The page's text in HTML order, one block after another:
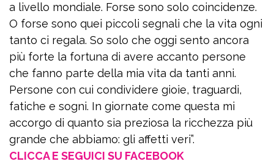
a livello mondiale. Forse sono solo coincidenze.
O forse sono quei piccoli segnali che la vita ogni
tanto ci regala. So solo che oggi sento ancora
più forte la fortuna di avere accanto persone
che fanno parte della mia vita da tanti anni.
Persone con cui condividere gioie, traguardi,
fatiche e sogni. In giornate come questa mi
accorgo di quanto sia preziosa la ricchezza più
grande che abbiamo: gli affetti veri”.
CLICCA E SEGUICI SU FACEBOOK